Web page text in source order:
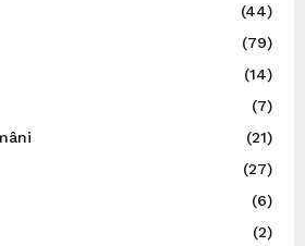
(44)
(79)
(14)
(7)
(21)
(27)
(6)
(2)